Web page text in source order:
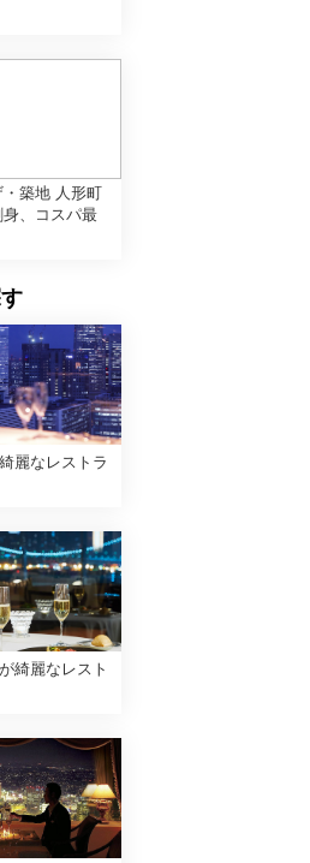
築地 人形町
、コスパ最
麗なレストラ
綺麗なレスト